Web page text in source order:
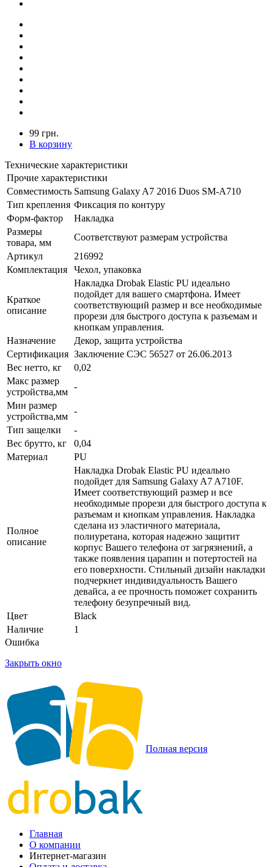
99 грн.
В корзину
Технические характеристики
Прочие характеристики
Совместимость Samsung Galaxy A7 2016 Duos SM-A710
Тип крепления Фиксация по контуру
Форм-фактор
Накладка
Размеры
товара, мм
Соответствуют размерам устройства
Артикул
216992
Комплектация
Чехол, упаковка
Краткое
описание
Накладка Drobak Elastic PU идеально
подойдет для вашего смартфона. Имеет
соответствующий размер и все необходимые
прорези для быстрого доступа к разъемам и
кнопкам управления.
Назначение
Декор, защита устройства
Сертификация Заключение СЭС 56527 от 26.06.2013
Вес нетто, кг
0,02
Макс размер
устройства,мм
-
Мин размер
устройства,мм
-
Тип защелки
-
Вес брутто, кг
0,04
Материал
PU
Полное
описание
Накладка Drobak Elastic PU идеально
подойдет для Samsung Galaxy A7 A710F.
Имеет соответствующий размер и все
необходимые прорези для быстрого доступа к
разъемам и кнопкам управления. Накладка
сделана из эластичного материала,
полиуретана, которая надежно защитит
корпус Вашего телефона от загрязнений, а
также появления царапин и потертостей на
его поверхности. Стильный дизайн накладки
подчеркнет индивидуальность Вашего
девайса, а ее прочность поможет сохранить
телефону безупречный вид.
Цвет
Black
Наличие
1
Ошибка
Закрыть окно
Полная версия
Главная
О компании
Интернет-магазин